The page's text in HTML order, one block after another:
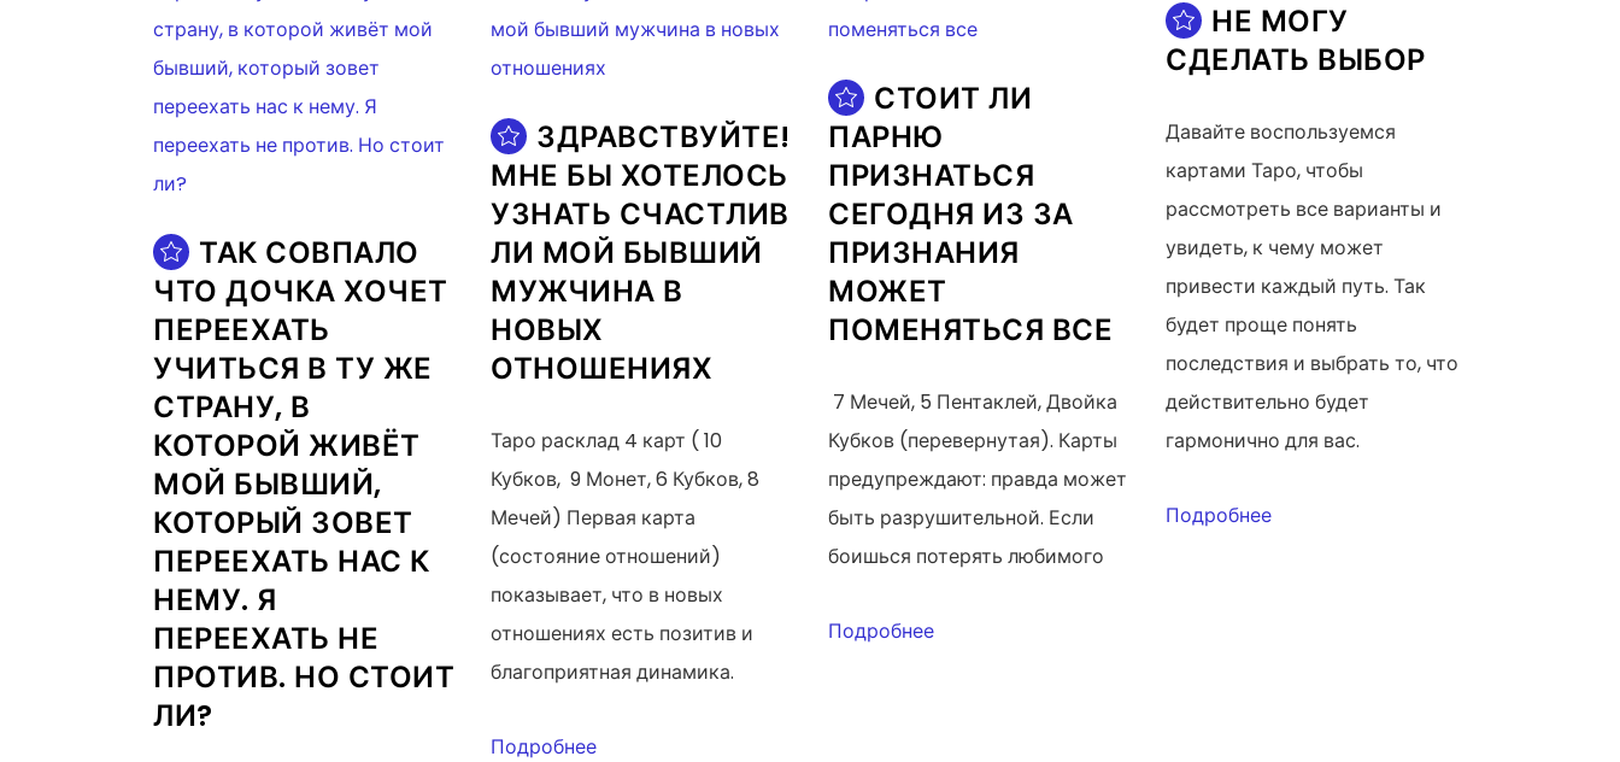
ТАК СОВПАЛО
ЧТО ДОЧКА ХОЧЕТ
ПЕРЕЕХАТЬ
УЧИТЬСЯ В ТУ ЖЕ
СТРАНУ, В
КОТОРОЙ ЖИВЁТ
МОЙ БЫВШИЙ,
КОТОРЫЙ ЗОВЕТ
ПЕРЕЕХАТЬ НАС К
НЕМУ. Я
ПЕРЕЕХАТЬ НЕ
ПРОТИВ. НО СТОИТ
ЛИ?
ЗДРАВСТВУЙТЕ!
МНЕ БЫ ХОТЕЛОСЬ
УЗНАТЬ СЧАСТЛИВ
ЛИ МОЙ БЫВШИЙ
МУЖЧИНА В
НОВЫХ
ОТНОШЕНИЯХ
Таро расклад 4 карт ( 10
Кубков, 9 Монет, 6 Кубков, 8
Мечей) Первая карта
(состояние отношений)
показывает, что в новых
отношениях есть позитив и
благоприятная динамика.
Подробнее
СТОИТ ЛИ
ПАРНЮ
ПРИЗНАТЬСЯ
СЕГОДНЯ ИЗ ЗА
ПРИЗНАНИЯ
МОЖЕТ
ПОМЕНЯТЬСЯ ВСЕ
7 Мечей, 5 Пентаклей, Двойка
Кубков (перевернутая). Карты
предупреждают: правда может
быть разрушительной. Если
боишься потерять любимого
Подробнее
НЕ МОГУ
СДЕЛАТЬ ВЫБОР
Давайте воспользуемся
картами Таро, чтобы
рассмотреть все варианты и
увидеть, к чему может
привести каждый путь. Так
будет проще понять
последствия и выбрать то, что
действительно будет
гармонично для вас.
Подробнее